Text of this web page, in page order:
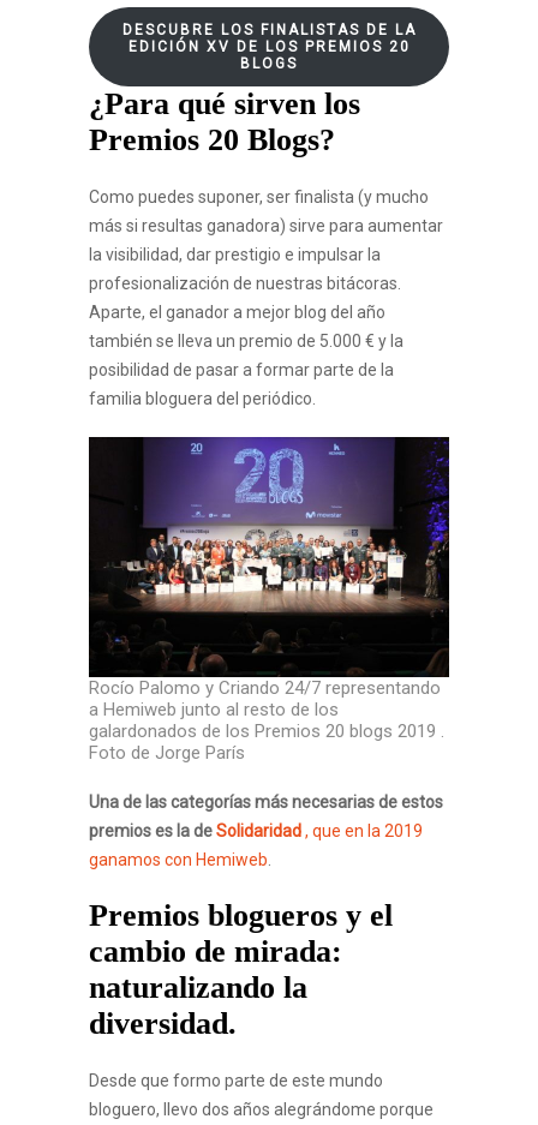
DESCUBRE LOS FINALISTAS DE LA
EDICIÓN XV DE LOS PREMIOS 20
BLOGS
¿Para qué sirven los
Premios 20 Blogs?
Como puedes suponer, ser finalista (y mucho
más si resultas ganadora) sirve para aumentar
la visibilidad, dar prestigio e impulsar la
profesionalización de nuestras bitácoras.
Aparte, el ganador a mejor blog del año
también se lleva un premio de 5.000 € y la
posibilidad de pasar a formar parte de la
familia bloguera del periódico.
Rocío Palomo y Criando 24/7 representando
a Hemiweb junto al resto de los
galardonados de los Premios 20 blogs 2019 .
Foto de Jorge París
Una de las categorías más necesarias de estos
premios es la deSolidaridad, que en la 2019
ganamos con Hemiweb
Premios blogueros y el
cambio de mirada:
naturalizando la
diversidad.
Desde que formo parte de este mundo
bloguero, llevo dos años alegrándome porque